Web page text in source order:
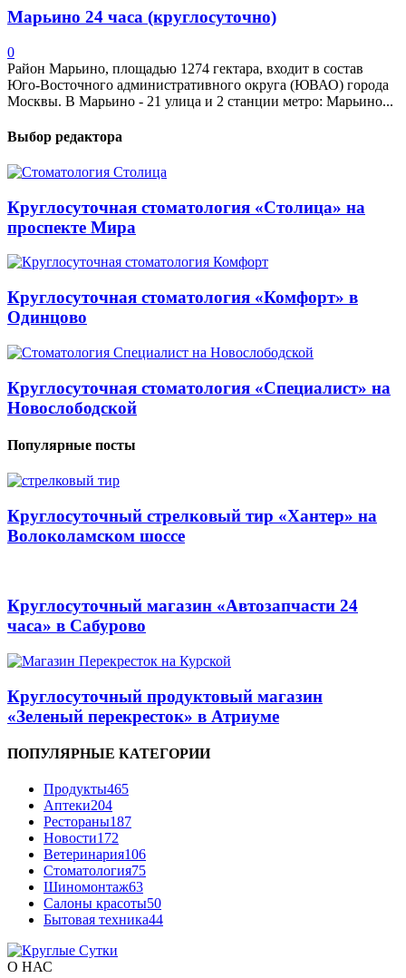
Марьино 24 часа (круглосуточно)
0
Район Марьино, площадью 1274 гектара, входит в состав
Юго-Восточного административного округа (ЮВАО) города
Москвы. В Марьино - 21 улица и 2 станции метро: Марьино...
Выбор редактора
Круглосуточная стоматология «Столица» на
проспекте Мира
Круглосуточная стоматология «Комфорт» в
Одинцово
Круглосуточная стоматология «Специалист» на
Новослободской
Популярные посты
Круглосуточный стрелковый тир «Хантер» на
Волоколамском шоссе
Круглосуточный магазин «Автозапчасти 24
часа» в Сабурово
Круглосуточный продуктовый магазин
«Зеленый перекресток» в Атриуме
ПОПУЛЯРНЫЕ КАТЕГОРИИ
Продукты465
Аптеки204
Рестораны187
Новости172
Ветеринария106
Стоматология75
Шиномонтаж63
Салоны красоты50
Бытовая техника44
О НАС